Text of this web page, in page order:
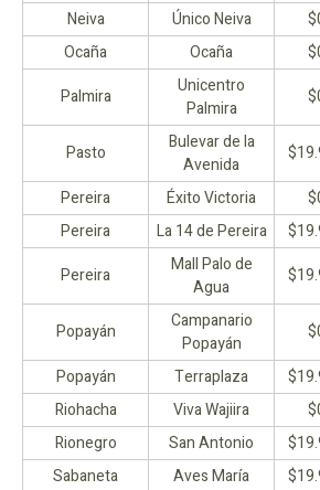
Neiva
Único Neiva
Ocaña
Ocaña
Palmira
Unicentro
Palmira
Pasto
Bulevar de la
Avenida
Pereira
Éxito Victoria
Pereira
La 14 de Pereira
Pereira
Mall Palo de
Agua
Popayán
Campanario
Popayán
Popayán
Terraplaza
Riohacha
Viva Wajiira
Rionegro
San Antonio
Sabaneta
Aves María